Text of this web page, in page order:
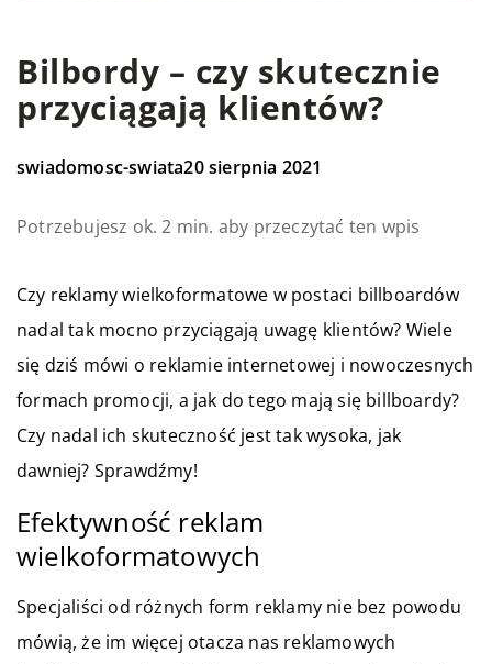
Bilbordy – czy skutecznie
przyciągają klientów?
swiadomosc-swiata20 sierpnia 2021
Potrzebujesz ok. 2 min. aby przeczytać ten wpis
Czy reklamy wielkoformatowe w postaci billboardów
nadal tak mocno przyciągają uwagę klientów? Wiele
się dziś mówi o reklamie internetowej i nowoczesnych
formach promocji, a jak do tego mają się billboardy?
Czy nadal ich skuteczność jest tak wysoka, jak
dawniej? Sprawdźmy!
Efektywność reklam
wielkoformatowych
Specjaliści od różnych form reklamy nie bez powodu
mówią, że im więcej otacza nas reklamowych